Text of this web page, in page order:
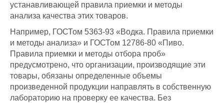
устанавливающей правила приемки и методы
анализа качества этих товаров.
Например, ГОСТом 5363-93 «Водка. Правила приемки
и методы анализа» и ГОСТом 12786-80 «Пиво.
Правила приемки и методы отбора проб»
предусмотрено, что организации, производящие эти
товары, обязаны определенные объемы
произведенной продукции направлять в собственную
лабораторию на проверку ее качества. Без